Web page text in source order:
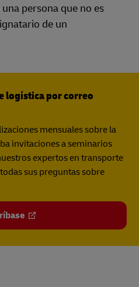
persona que no es
de un
logística por correo
mensuales sobre la
invitaciones a seminarios
expertos en transporte
sus preguntas sobre